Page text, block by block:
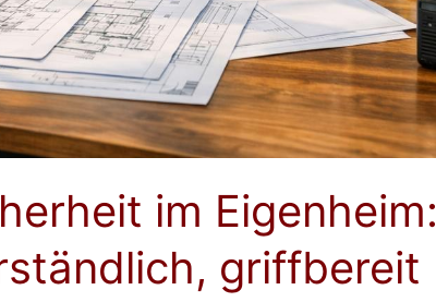
im Eigenheim:
griffbereit